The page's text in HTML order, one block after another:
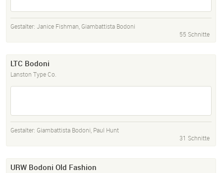
Gestalter: Janice Fishman, Giambattista Bodoni
55 Schnitte
LTC Bodoni
Lanston Type Co.
Gestalter: Giambattista Bodoni, Paul Hunt
31 Schnitte
URW Bodoni Old Fashion